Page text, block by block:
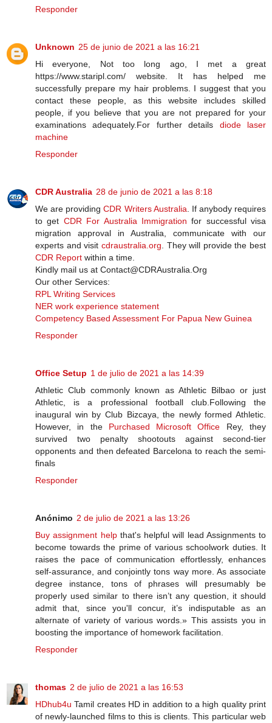
Responder
Unknown 25 de junio de 2021 a las 16:21
Hi everyone, Not too long ago, I met a great
https://www.staripl.com/ website. It has helped me
successfully prepare my hair problems. I suggest that you
contact these people, as this website includes skilled
people, if you believe that you are not prepared for your
examinations adequately.For further details diode laser
machine
Responder
CDR Australia 28 de junio de 2021 a las 8:18
We are providingCDR Writers Australia. If anybody requires
to get CDR For Australia Immigration for successful visa
migration approval in Australia, communicate with our
experts and visit cdraustralia.org. They will provide the best
CDR Report within a time.
Kindly mail us at Contact@CDRAustralia.Org
Our other Services:
RPL Writing Services
NER work experience statement
Competency Based Assessment For Papua New Guinea
Responder
Office Setup 1 de julio de 2021 a las 14:39
Athletic Club commonly known as Athletic Bilbao or just
Athletic, is a professional football club.Following the
inaugural win by Club Bizcaya, the newly formed Athletic.
However, in the Purchased Microsoft Office Rey, they
survived two penalty shootouts against second-tier
opponents and then defeated Barcelona to reach the semi-​
finals
Responder
Anónimo 2 de julio de 2021 a las 13:26
Buy assignment helpthat's helpful will lead Assignments to
become towards the prime of various schoolwork duties. It
raises the pace of communication effortlessly, enhances
self-assurance, and conjointly tons way more. As associate
degree instance, tons of phrases will presumably be
properly used similar to there isn’t any question, it should
admit that, since you'll concur, it’s indisputable as an
alternate of variety of various words.» This assists you in
boosting the importance of homework facilitation.
Responder
thomas 2 de julio de 2021 a las 16:53
HDhub4u Tamil creates HD in addition to a high quality print
of newly-launched films to this is clients. This particular web